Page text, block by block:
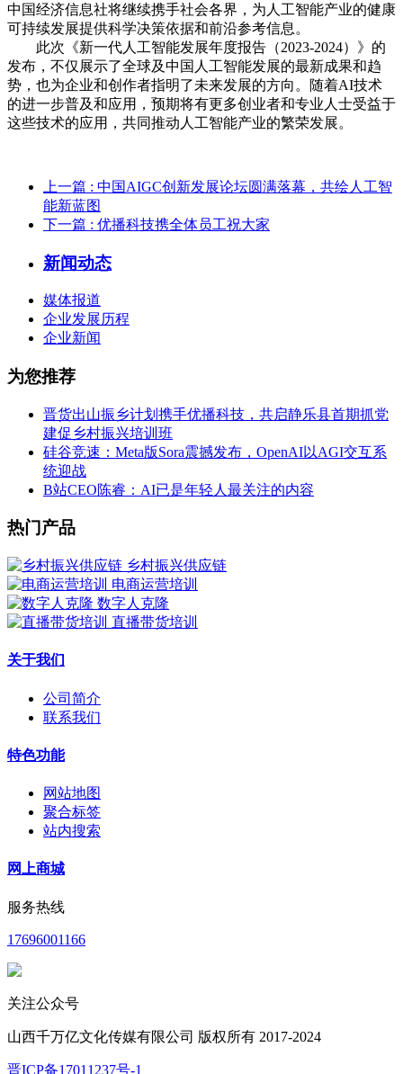
中国经济信息社将继续携手社会各界，为人工智能产业的健康
可持续发展提供科学决策依据和前沿参考信息。
此次《新一代人工智能发展年度报告（2023-2024）》的
发布，不仅展示了全球及中国人工智能发展的最新成果和趋
势，也为企业和创作者指明了未来发展的方向。随着AI技术
的进一步普及和应用，预期将有更多创业者和专业人士受益于
这些技术的应用，共同推动人工智能产业的繁荣发展。
上一篇 : 中国AIGC创新发展论坛圆满落幕，共绘人工智
能新蓝图
下一篇 : 优播科技携全体员工祝大家
新闻动态
媒体报道
企业发展历程
企业新闻
为您推荐
晋货出山振乡计划携手优播科技，共启静乐县首期抓党
建促乡村振兴培训班
硅谷竞速：Meta版Sora震撼发布，OpenAI以AGI交互系
统迎战
B站CEO陈睿：AI已是年轻人最关注的内容
热门产品
乡村振兴供应链
电商运营培训
数字人克隆
直播带货培训
关于我们
公司简介
联系我们
特色功能
网站地图
聚合标签
站内搜索
网上商城
服务热线
17696001166
关注公众号
山西千万亿文化传媒有限公司 版权所有 2017-2024
晋ICP备17011237号-1